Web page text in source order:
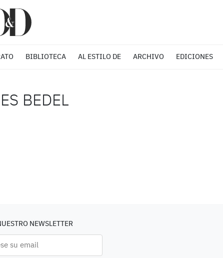
BIBLIOTECA AL ESTILO DE ARCHIVO EDICIONES
BEDEL
NEWSLETTER